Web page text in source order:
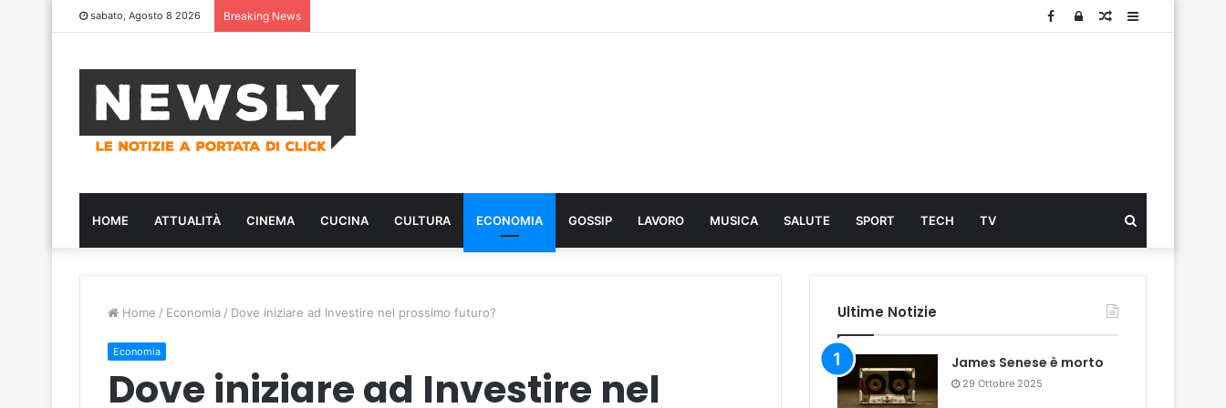
sabato, Agosto 8 2026 Breaking News Sidebar
Articolo
Log
Facebook
HOME ATTUALITÀ CINEMA CUCINA CULTURA ECONOMIA GOSSIP LAVORO MUSICA SALUTE SPORT TECH TV
...
Home / Economia / Dove iniziare ad Investire nel prossimo futuro?
Economia
Dove iniziare ad Investire nel
Ultime Notizie
James Senese è morto
29 Ottobre 2025